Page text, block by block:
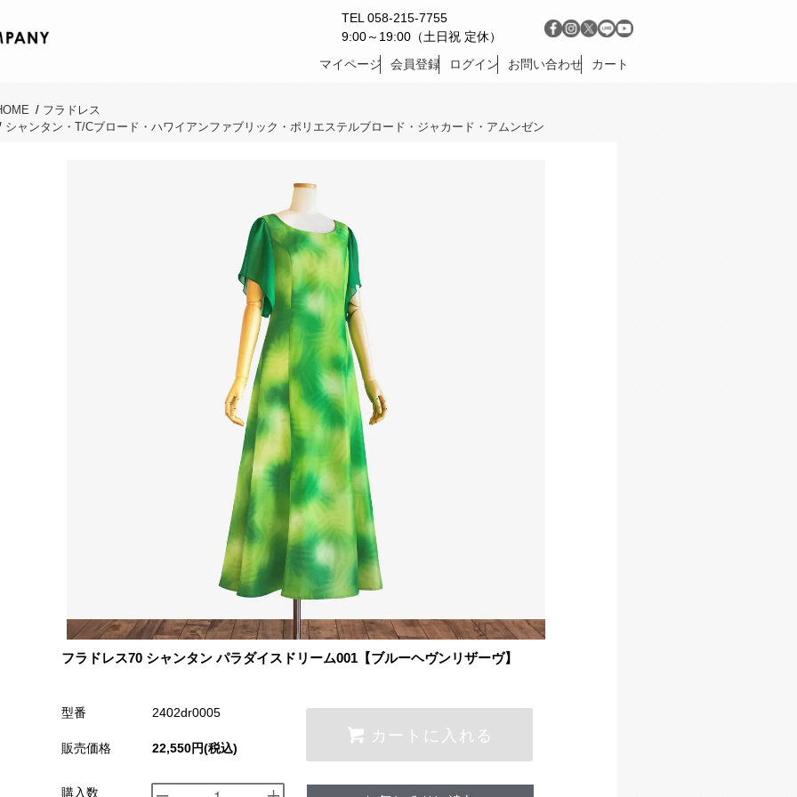
TEL 058-215-7755
9:00～19:00（土日祝 定休）
マイページ
会員登録 ログイン お問い合わせ カート
/ フラドレス
シャンタン・T/Cブロード・ハワイアンファブリック・ポリエステルブロード・ジャカード・アムンゼン
フラドレス70 シャンタン パラダイスドリーム001【ブルーヘヴンリザーヴ】
型番 2402dr0005
販売価格 22,550円(税込)
購入数
カートに入れる